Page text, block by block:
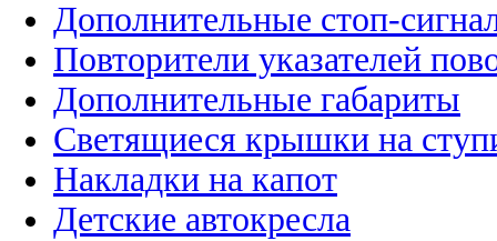
Дополнительные стоп-
Повторители указателей
Дополнительные габариты
Светящиеся крышки на
Накладки на капот
Детские автокресла